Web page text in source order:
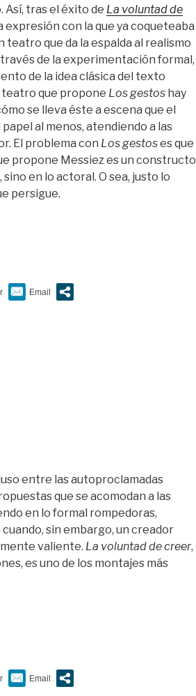
Así, tras el éxito de La voluntad de
expresión con la que ya coqueteaba
teatro que da la espalda al realismo
de la experimentación formal,
de la idea clásica del texto
que propone Los gestos hay
se lleva éste a escena que el
al menos, atendiendo a las
El problema con Los gestoses que
propone Messiez es un constructo
en lo actoral. O sea, justo lo
persigue.
entre las autoproclamadas
que se acomodan a las
en lo formal rompedoras,
sin embargo, un creador
valiente. La voluntad de creer,
es uno de los montajes más